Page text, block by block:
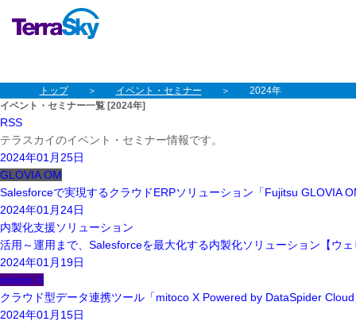
本文へスキップ
グローバルナビゲーションへスキップ
トップ イベント・セミナー
2024年
イベント・セミナー一覧 [2024年]
RSS
テラスカイのイベント・セミナー情報です。
2024年01月25日
GLOVIA OM
Salesforceで実現するクラウドERPソリューション「Fujitsu GLOVIA
2024年01月24日
内製化支援ソリューション
活用～運用まで、Salesforceを最大化する内製化ソリューション【ウ
2024年01月19日
mitoco X
クラウド型データ連携ツール「mitoco X Powered by DataSpider
2024年01月15日